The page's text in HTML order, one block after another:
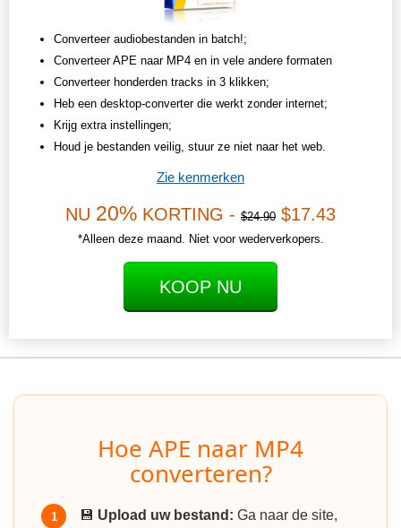
Converteer audiobestanden in batch!;
Converteer APE naar MP4 en in vele andere formaten
Converteer honderden tracks in 3 klikken;
Heb een desktop-converter die werkt zonder internet;
Krijg extra instellingen;
Houd je bestanden veilig, stuur ze niet naar het web.
Zie kenmerken
NU 20% KORTING - $24.90 $17.43
*Alleen deze maand. Niet voor wederverkopers.
KOOP NU
Hoe APE naar MP4
converteren?
1 💾 Upload uw bestand: Ga naar de site,